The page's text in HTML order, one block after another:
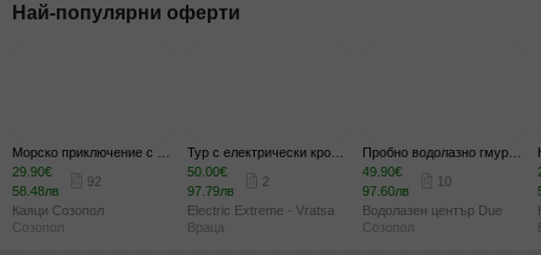
Най-популярни оферти
29.90€
58.48лв
92
Каяци Созопол
Созопол
50.00€
97.79лв
2
Electric Extreme - Vratsa
Враца
49.90€
97.60лв
10
Водолазен център Due
Созопол